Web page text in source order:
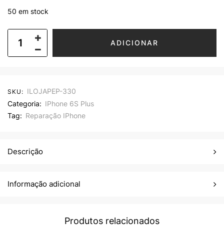
50 em stock
ADICIONAR
SKU: ILOJAPEP-330
Categoria: IPhone 6S Plus
Tag: Reparação IPhone
Descrição
Informação adicional
Produtos relacionados